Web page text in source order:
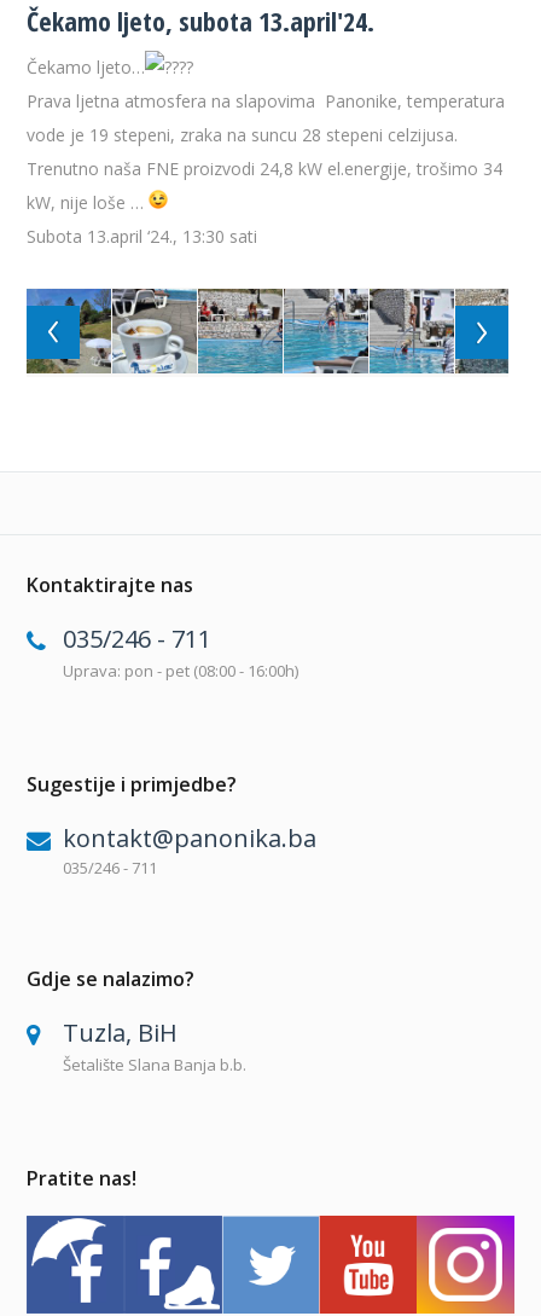
Čekamo ljeto, subota 13.april'24.
Čekamo ljeto…
Prava ljetna atmosfera na slapovima Panonike, temperatura
vode je 19 stepeni, zraka na suncu 28 stepeni celzijusa.
Trenutno naša FNE proizvodi 24,8 kW el.energije, trošimo 34
kW, nije loše …
Subota 13.april ‘24., 13:30 sati
Kontaktirajte nas
035/246 - 711
Uprava: pon - pet (08:00 - 16:00h)
Sugestije i primjedbe?
kontakt@panonika.ba
035/246 - 711
Gdje se nalazimo?
Tuzla, BiH
Šetalište Slana Banja b.b.
Pratite nas!